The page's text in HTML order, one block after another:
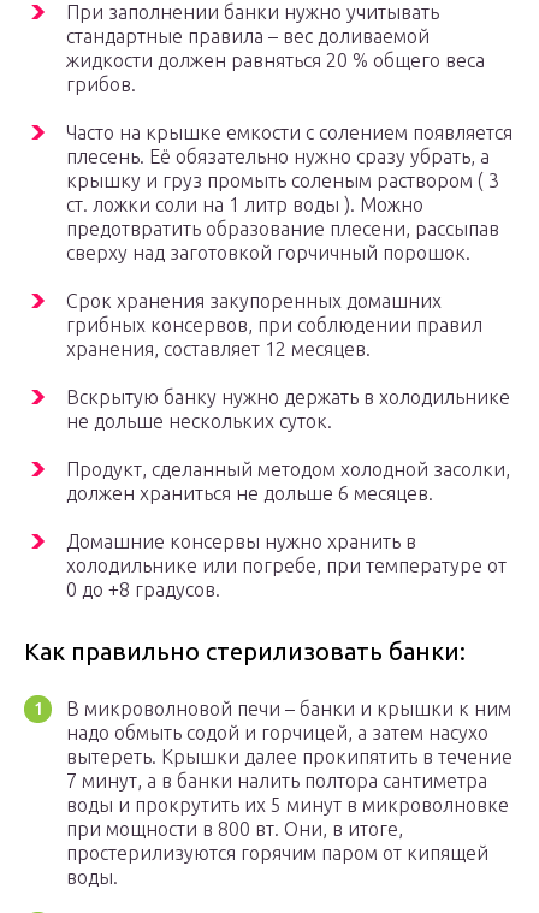
При заполнении банки нужно учитывать
стандартные правила – вес доливаемой
жидкости должен равняться 20 % общего веса
грибов.
Часто на крышке емкости с солением появляется
плесень. Её обязательно нужно сразу убрать, а
крышку и груз промыть соленым раствором ( 3
ст. ложки соли на 1 литр воды ). Можно
предотвратить образование плесени, рассыпав
сверху над заготовкой горчичный порошок.
Срок хранения закупоренных домашних
грибных консервов, при соблюдении правил
хранения, составляет 12 месяцев.
Вскрытую банку нужно держать в холодильнике
не дольше нескольких суток.
Продукт, сделанный методом холодной засолки,
должен храниться не дольше 6 месяцев.
Домашние консервы нужно хранить в
холодильнике или погребе, при температуре от
0 до +8 градусов.
Как правильно стерилизовать банки:
В микроволновой печи – банки и крышки к ним
надо обмыть содой и горчицей, а затем насухо
вытереть. Крышки далее прокипятить в течение
7 минут, а в банки налить полтора сантиметра
воды и прокрутить их 5 минут в микроволновке
при мощности в 800 вт. Они, в итоге,
простерилизуются горячим паром от кипящей
воды.